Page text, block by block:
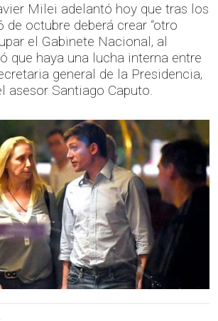
Milei adelantó hoy que tras los
octubre deberá crear “otro
el Gabinete Nacional, al
que haya una lucha interna entre
general de la Presidencia,
asesor Santiago Caputo.